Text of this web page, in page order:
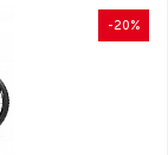
-20%